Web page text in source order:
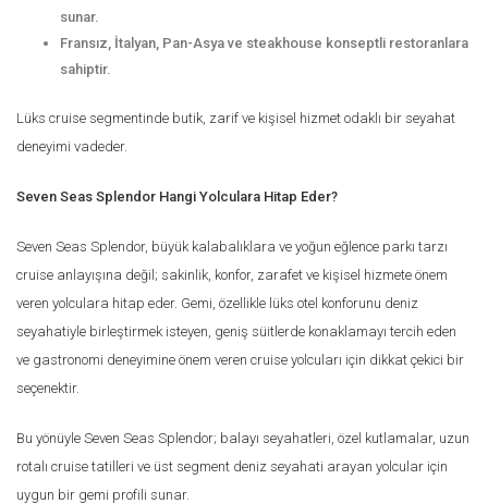
sunar.
Fransız, İtalyan, Pan-Asya ve steakhouse konseptli restoranlara
sahiptir.
Lüks cruise segmentinde butik, zarif ve kişisel hizmet odaklı bir seyahat
deneyimi vadeder.
Seven Seas Splendor Hangi Yolculara Hitap Eder?
Seven Seas Splendor, büyük kalabalıklara ve yoğun eğlence parkı tarzı
cruise anlayışına değil; sakinlik, konfor, zarafet ve kişisel hizmete önem
veren yolculara hitap eder. Gemi, özellikle lüks otel konforunu deniz
seyahatiyle birleştirmek isteyen, geniş süitlerde konaklamayı tercih eden
ve gastronomi deneyimine önem veren cruise yolcuları için dikkat çekici bir
seçenektir.
Bu yönüyle Seven Seas Splendor; balayı seyahatleri, özel kutlamalar, uzun
rotalı cruise tatilleri ve üst segment deniz seyahati arayan yolcular için
uygun bir gemi profili sunar.